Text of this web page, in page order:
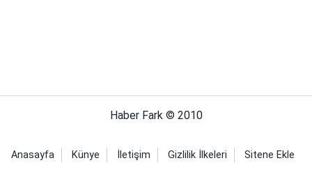
Haber Fark © 2010
Anasayfa Künye İletişim Gizlilik İlkeleri Sitene Ekle